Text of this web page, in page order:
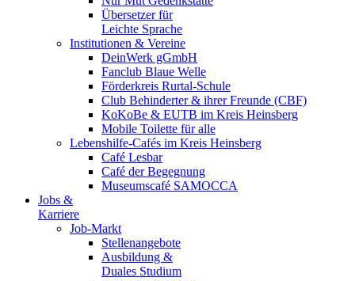
Übersetzer für
Leichte Sprache
Institutionen & Vereine
DeinWerk gGmbH
Fanclub Blaue Welle
Förderkreis Rurtal-Schule
Club Behinderter & ihrer Freunde (CBF)
KoKoBe & EUTB im Kreis Heinsberg
Mobile Toilette für alle
Lebenshilfe-Cafés im Kreis Heinsberg
Café Lesbar
Café der Begegnung
Museumscafé SAMOCCA
Jobs &
Karriere
Job-Markt
Stellenangebote
Ausbildung &
Duales Studium